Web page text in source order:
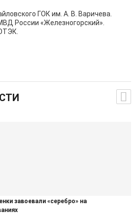
ГОК им. А. В. Варичева.
России «Железногорский».
завоевали «серебро» на